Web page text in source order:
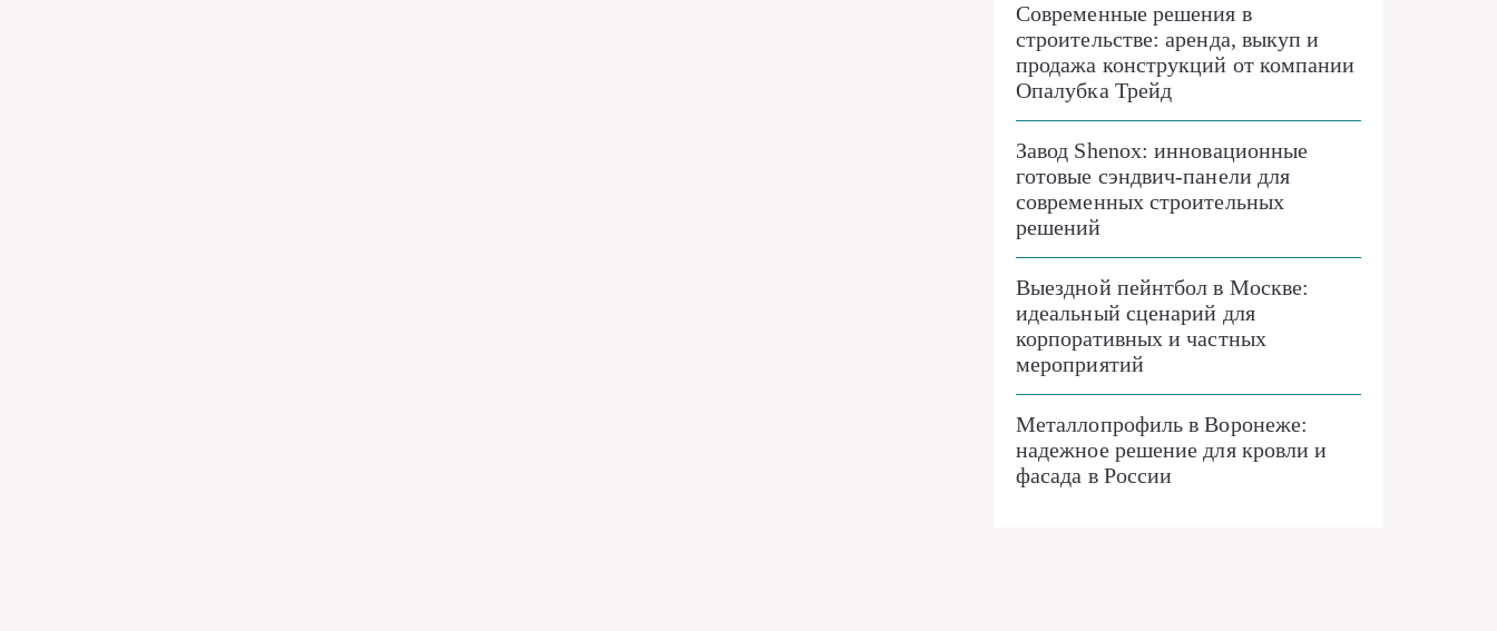
Современные решения в
строительстве: аренда, выкуп и
продажа конструкций от компании
Опалубка Трейд
Завод Shenox: инновационные
готовые сэндвич-панели для
современных строительных
решений
Выездной пейнтбол в Москве:
идеальный сценарий для
корпоративных и частных
мероприятий
Металлопрофиль в Воронеже:
надежное решение для кровли и
фасада в России